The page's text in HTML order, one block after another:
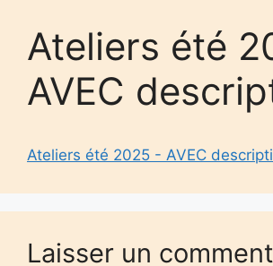
Ateliers été
AVEC
Ateliers été 2025 - AVEC
Laisser un